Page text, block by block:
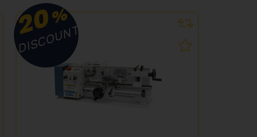
20%
DISCOUNT